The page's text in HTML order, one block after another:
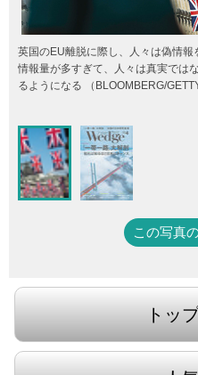
英国のEU離脱に際し、人々は偽情
情報量が多すぎて、人々は真実では
るようになる （BLOOMBERG/
この写真
トッ